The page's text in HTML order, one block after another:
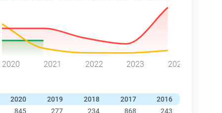
2020 2021 2022 2023 2024
2020 2019 2018 2017 2016